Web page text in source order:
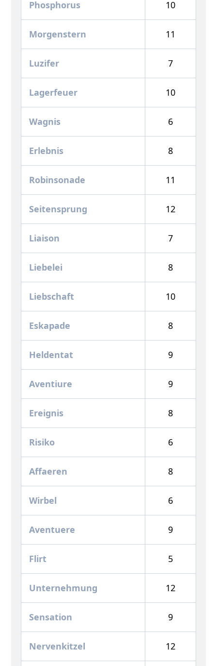
Phosphorus 10
Morgenstern 11
Luzifer 7
Lagerfeuer 10
Wagnis 6
Erlebnis 8
Robinsonade 11
Seitensprung 12
Liaison 7
Liebelei 8
Liebschaft 10
Eskapade 8
Heldentat 9
Aventiure 9
Ereignis 8
Risiko 6
Affaeren 8
Wirbel 6
Aventuere 9
Flirt 5
Unternehmung 12
Sensation 9
Nervenkitzel 12